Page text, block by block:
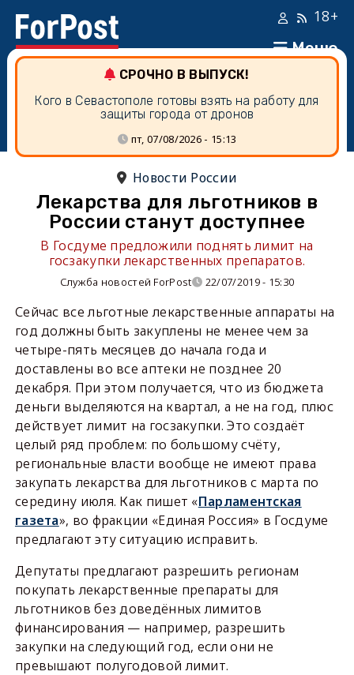
Меню
18+
СРОЧНО В ВЫПУСК!
Кого в Севастополе готовы взять на работу для
защиты города от дронов
пт, 07/08/2026 - 15:13
Новости России
Лекарства для льготников в
России станут доступнее
В Госдуме предложили поднять лимит на
госзакупки лекарственных препаратов.
Служба новостей ForPost 22/07/2019 - 15:30
Сейчас все льготные лекарственные аппараты на
год должны быть закуплены не менее чем за
четыре-пять месяцев до начала года и
доставлены во все аптеки не позднее 20
декабря. При этом получается, что из бюджета
деньги выделяются на квартал, а не на год, плюс
действует лимит на госзакупки. Это создаёт
целый ряд проблем: по большому счёту,
региональные власти вообще не имеют права
закупать лекарства для льготников с марта по
середину июля. Как пишет «Парламентская
газета», во фракции «Единая Россия» в Госдуме
предлагают эту ситуацию исправить.
Депутаты предлагают разрешить регионам
покупать лекарственные препараты для
льготников без доведённых лимитов
финансирования — например, разрешить
закупки на следующий год, если они не
превышают полугодовой лимит.